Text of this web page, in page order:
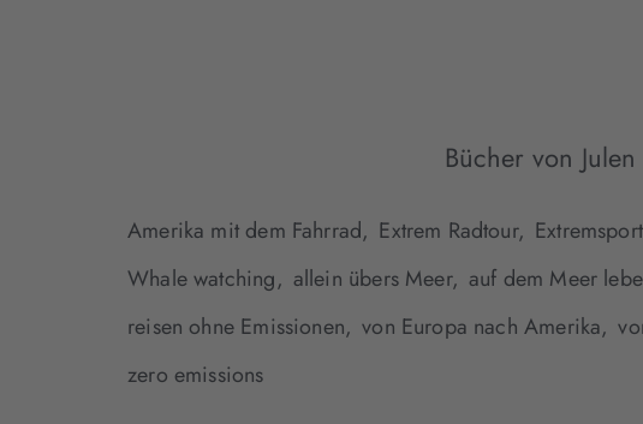
Bücher von
Amerika mit dem Fahrrad, Extrem Radtour,
Whale watching, allein übers Meer, auf dem Meer
reisen ohne Emissionen, von Europa nach Amerika,
zero emissions